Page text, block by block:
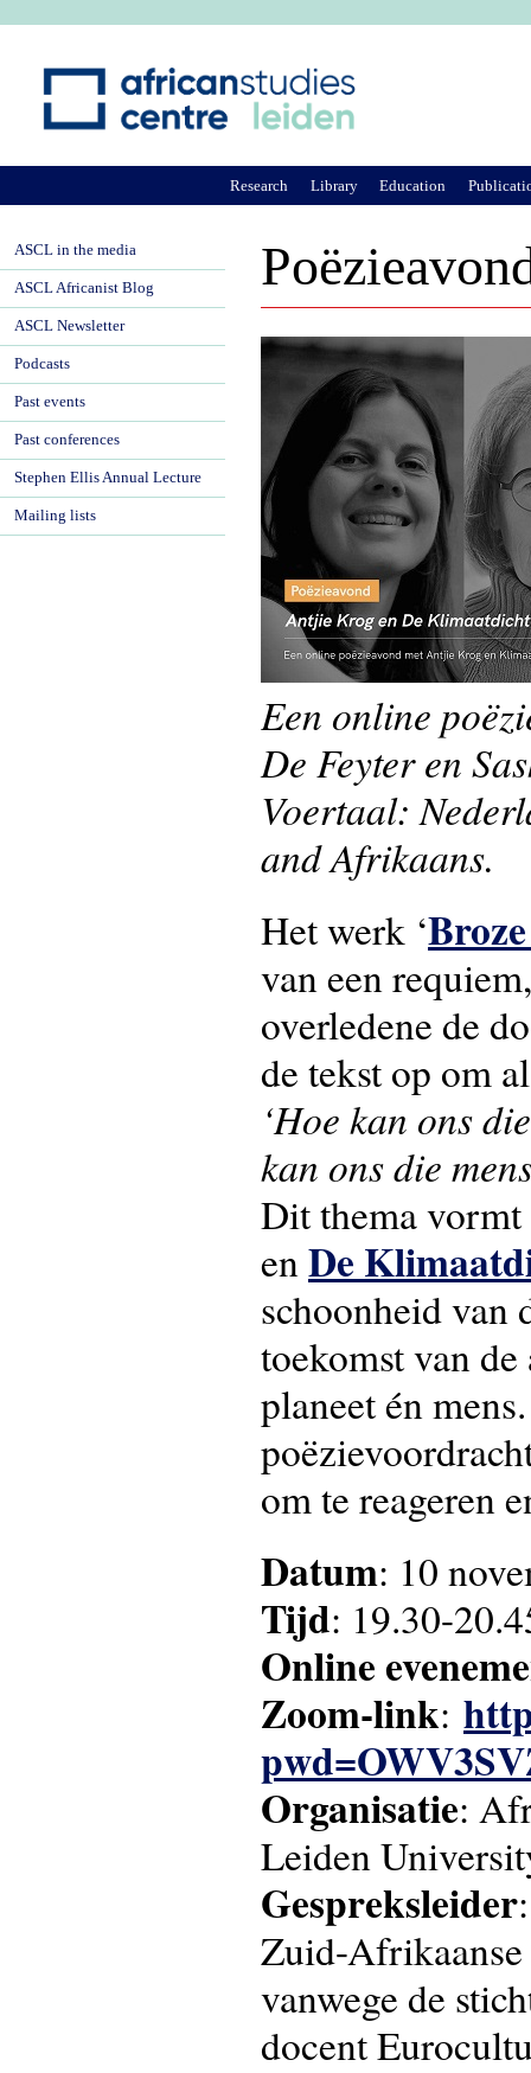
Een online
De Feyter en
Voertaal:
and Afrikaans.
Het werk ‘
van een
overledene de
de tekst op om
‘Hoe kan ons
kan ons die
Dit thema
enDe
schoonheid van
toekomst van
planeet én
om te reageren
Datum: 10
Tijd: 19.30-
Online
Zoom-link:
Organisatie:
Leiden
Gespreksleider
Zuid-Afrikaanse
vanwege de
docent
Research Library Education
ASCL in the media
ASCL Africanist Blog
ASCL Newsletter
Podcasts
Past events
Past conferences
Stephen Ellis Annual Lecture
Mailing lists